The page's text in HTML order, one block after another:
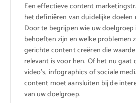
Een effectieve content
het definiëren van duidelijke doelen
Door te begrijpen wie uw doelgroep
behoeften zijn en welke problemen
gerichte content creëren die
relevant is voor hen. Of het nu gaat
video’s, infographics of sociale
content moet aansluiten bij de
van uw doelgroep.